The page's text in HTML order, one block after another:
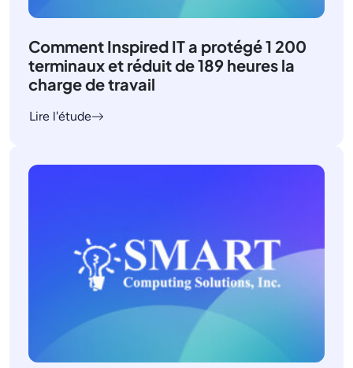
Comment Inspired IT a protégé 1 200
terminaux et réduit de 189 heures la
charge de travail
Lire l'étude